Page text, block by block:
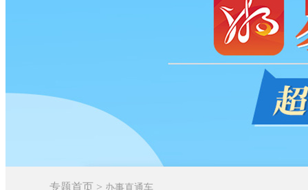
专题首页 > 办事直通车